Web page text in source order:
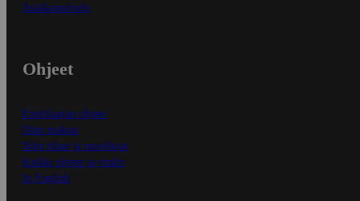
Asiakaspalvelu
Ohjeet
Ensitilaajan ohjeet
Näin maksat
Näin tilaat ja muokkaat
Kaikki ohjeet ja vinkit
In English